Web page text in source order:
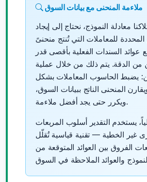
ملاءمة المنحنى مع بيانات السوق
معادلة النموذج، نحتاج إلى إيجاد
المحددة للمعاملات التي تُنتج منحنىً
عوائد السندات الفعلية بأقصى قدر
الدقة. يتم ذلك من خلال عملية
يضبط الحاسوب المعاملات بشكل
المنحنى الناتج ببيانات السوق،
ويكرر حتى يجد أفضل ملاءمة.
يستخدم التقدير أسلوب المربعات
غير الخطية — تقنية قياسية تُقلّل
الفروق بين العوائد المتوقعة من